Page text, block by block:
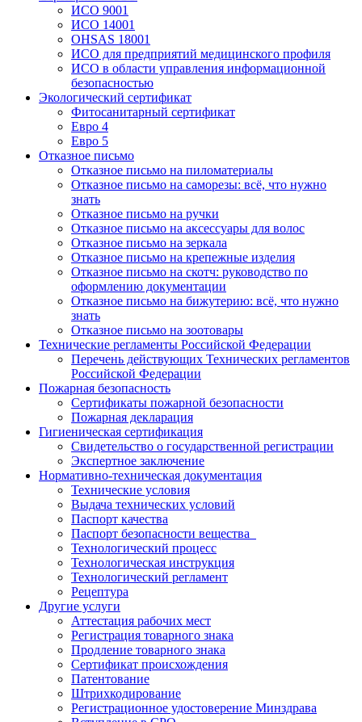
ИСО 9001
ИСО 14001
OHSAS 18001
ИСО для предприятий медицинского профиля
ИСО в области управления информационной
безопасностью
Экологический сертификат
Фитосанитарный сертификат
Евро 4
Евро 5
Отказное письмо
Отказное письмо на пиломатериалы
Отказное письмо на саморезы: всё, что нужно
знать
Отказное письмо на ручки
Отказное письмо на аксессуары для волос
Отказное письмо на зеркала
Отказное письмо на крепежные изделия
Отказное письмо на скотч: руководство по
оформлению документации
Отказное письмо на бижутерию: всё, что нужно
знать
Отказное письмо на зоотовары
Технические регламенты Российской Федерации
Перечень действующих Технических регламентов
Российской Федерации
Пожарная безопасность
Сертификаты пожарной безопасности
Пожарная декларация
Гигиеническая сертификация
Свидетельство о государственной регистрации
Экспертное заключение
Нормативно-техническая документация
Технические условия
Выдача технических условий
Паспорт качества
Паспорт безопасности вещества
Технологический процесс
Технологическая инструкция
Технологический регламент
Рецептура
Другие услуги
Аттестация рабочих мест
Регистрация товарного знака
Продление товарного знака
Сертификат происхождения
Патентование
Штрихкодирование
Регистрационное удостоверение Минздрава